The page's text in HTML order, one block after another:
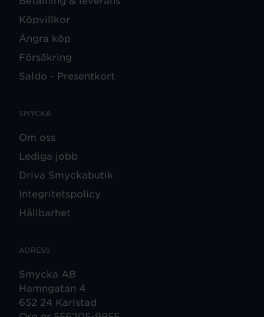
Köpvillkor
Ångra köp
Försäkring
Saldo - Presentkort
SMYCKA
Om oss
Lediga jobb
Driva Smyckabutik
Integritetspolicy
Hållbarhet
ADRESS
Smycka AB
Hamngatan 4
652 24 Karlstad